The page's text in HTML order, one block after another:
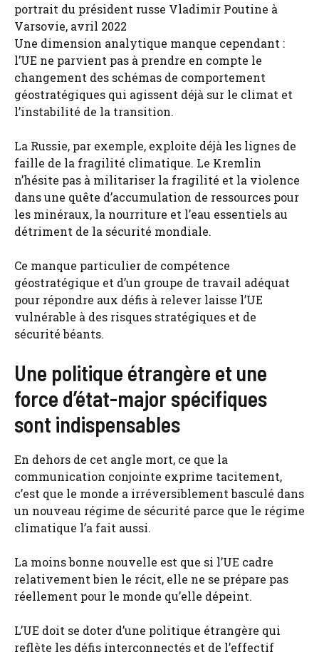
portrait du président russe Vladimir Poutine à
Varsovie, avril 2022
Une dimension analytique manque cependant :
l’UE ne parvient pas à prendre en compte le
changement des schémas de comportement
géostratégiques qui agissent déjà sur le climat et
l’instabilité de la transition.
La Russie, par exemple, exploite déjà les lignes de
faille de la fragilité climatique. Le Kremlin
n’hésite pas à militariser la fragilité et la violence
dans une quête d’accumulation de ressources pour
les minéraux, la nourriture et l’eau essentiels au
détriment de la sécurité mondiale.
Ce manque particulier de compétence
géostratégique et d’un groupe de travail adéquat
pour répondre aux défis à relever laisse l’UE
vulnérable à des risques stratégiques et de
sécurité béants.
Une politique étrangère et une
force d’état-major spécifiques
sont indispensables
En dehors de cet angle mort, ce que la
communication conjointe exprime tacitement,
c’est que le monde a irréversiblement basculé dans
un nouveau régime de sécurité parce que le régime
climatique l’a fait aussi.
La moins bonne nouvelle est que si l’UE cadre
relativement bien le récit, elle ne se prépare pas
réellement pour le monde qu’elle dépeint.
L’UE doit se doter d’une politique étrangère qui
reflète les défis interconnectés et de l’effectif